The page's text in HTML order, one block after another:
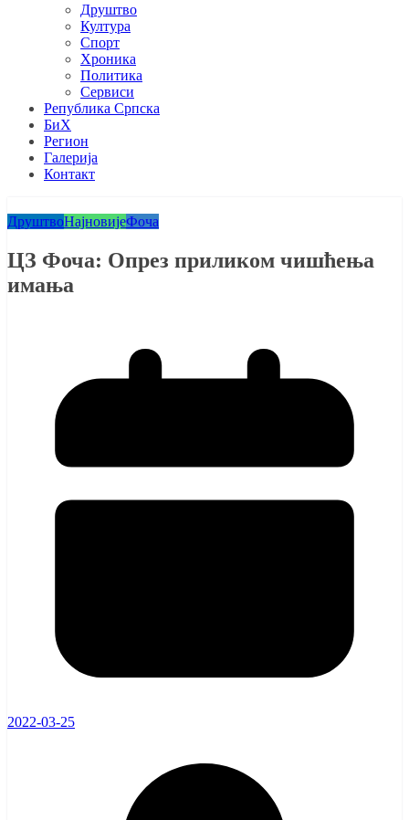
Друштво
Култура
Спорт
Хроника
Политика
Сервиси
Република Српска
БиХ
Регион
Галерија
Контакт
ДруштвоНајновијеФоча
ЦЗ Фоча: Опрез приликом чишћења
имања
2022-03-25